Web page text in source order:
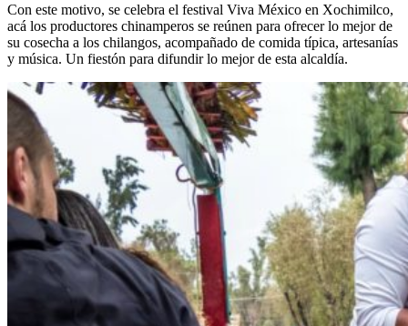
Con este motivo, se celebra el festival Viva México en Xochimilco,
acá los productores chinamperos se reúnen para ofrecer lo mejor de
su cosecha a los chilangos, acompañado de comida típica, artesanías
y música. Un fiestón para difundir lo mejor de esta alcaldía.